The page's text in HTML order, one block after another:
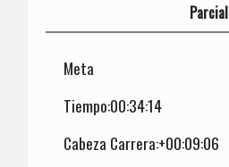
Parcial
Meta
Tiempo:00:34:14
Cabeza Carrera:+00:09:06